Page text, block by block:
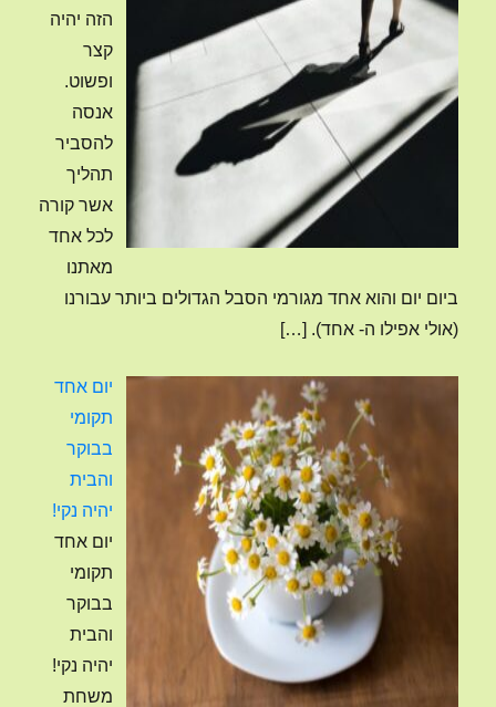
הזה יהיה
קצר
ופשוט.
אנסה
להסביר
תהליך
אשר קורה
לכל אחד
מאתנו
ביום יום והוא אחד מגורמי הסבל הגדולים ביותר עבורנו
(אולי אפילו ה- אחד). […]
יום אחד
תקומי
בבוקר
והבית
יהיה נקי!
יום אחד
תקומי
בבוקר
והבית
יהיה נקי!
משחת